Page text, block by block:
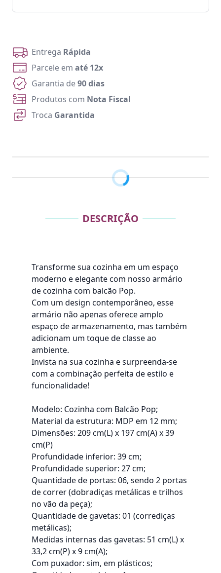
Entrega Rápida
Parcele em até 12x
Garantia de90 dias
Produtos com Nota Fiscal
Troca Garantida
DESCRIÇÃO
Transforme sua cozinha em um espaço
moderno e elegante com nosso armário
de cozinha com balcão Pop.
Com um design contemporâneo, esse
armário não apenas oferece amplo
espaço de armazenamento, mas também
adicionam um toque de classe ao
ambiente.
Invista na sua cozinha e surpreenda-se
com a combinação perfeita de estilo e
funcionalidade!
Modelo: Cozinha com Balcão Pop;
Material da estrutura: MDP em 12 mm;
Dimensões: 209 cm(L) x 197 cm(A) x 39
cm(P)
Profundidade inferior: 39 cm;
Profundidade superior: 27 cm;
Quantidade de portas: 06, sendo 2 portas
de correr (dobradiças metálicas e trilhos
no vão da peça);
Quantidade de gavetas: 01 (corrediças
metálicas);
Medidas internas das gavetas: 51 cm(L) x
33,2 cm(P) x 9 cm(A);
Com puxador: sim, em plásticos;